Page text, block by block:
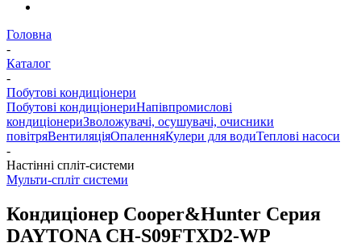
Головна
-
Каталог
-
Побутові кондиціонери
Побутові кондиціонериНапівпромислові
кондиціонериЗволожувачі, осушувачі, очисники
повітряВентиляціяОпаленняКулери для водиТеплові насоси
-
Настінні спліт-системи
Мульти-спліт системи
Кондиціонер Cooper&Hunter Серия
DAYTONA CH-S09FTXD2-WP